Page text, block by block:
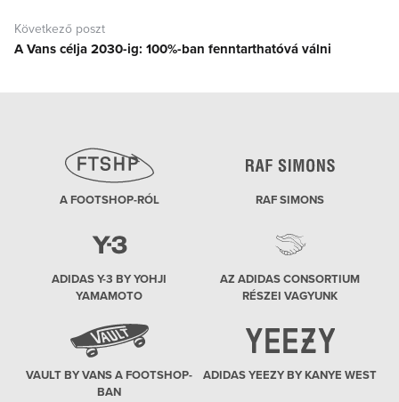
Következő poszt
Következő
A Vans célja 2030-ig: 100%-ban fenntarthatóvá válni
A FOOTSHOP-RÓL RAF SIMONS
ADIDAS Y-3 BY YOHJI
YAMAMOTO
AZ ADIDAS CONSORTIUM
RÉSZEI VAGYUNK
VAULT BY VANS A FOOTSHOP-
BAN
ADIDAS YEEZY BY KANYE WEST